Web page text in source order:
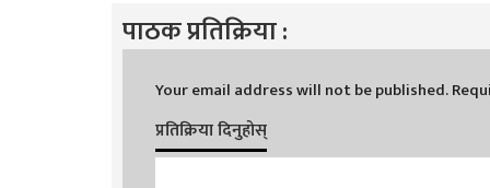
पाठक प्रतिक्रिया :
Your email address will not be published.
प्रतिक्रिया दिनुहोस्